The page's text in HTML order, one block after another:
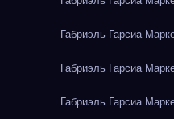
Габриэль Гарсиа
Габриэль Гарсиа
Габриэль Гарсиа